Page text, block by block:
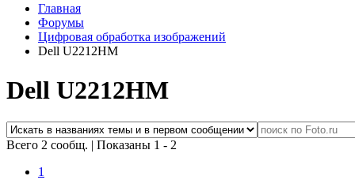
Главная
Форумы
Цифровая обработка изображений
Dell U2212HM
Dell U2212HM
Всего 2 сообщ. | Показаны 1 - 2
1